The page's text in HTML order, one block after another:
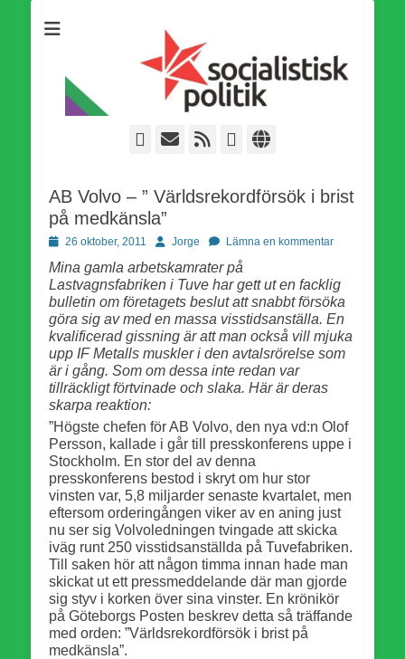
världsomfattande socialistiska Fjärde Internationalen och en viktig
tillgång i kampen för en socialistisk framtid!
Facebook
E-
Webbflöde
Instagram
Webbplats
AB Volvo – ” Världsrekordförsök i brist
på medkänsla”
Publicerad
26 oktober, 2011 Författare
Jorge Lämna en kommentar
Mina gamla arbetskamrater på
Lastvagnsfabriken i Tuve har gett ut en facklig
bulletin om företagets beslut att snabbt försöka
göra sig av med en massa visstidsanställa. En
kvalificerad gissning är att man också vill mjuka
upp IF Metalls muskler i den avtalsrörelse som
är i gång. Som om dessa inte redan var
tillräckligt förtvinade och slaka. Här är deras
skarpa reaktion:
”Högste chefen för AB Volvo, den nya vd:n Olof
Persson, kallade i går till presskonferens uppe i
Stockholm. En stor del av denna
presskonferens bestod i skryt om hur stor
vinsten var, 5,8 miljarder senaste kvartalet, men
eftersom orderingången viker av en aning just
nu ser sig Volvoledningen tvingade att skicka
iväg runt 250 visstidsanställda på Tuvefabriken.
Till saken hör att någon timma innan hade man
skickat ut ett pressmeddelande där man gjorde
sig styv i korken över sina vinster. En krönikör
på Göteborgs Posten beskrev detta så träffande
med orden: ”Världsrekordförsök i brist på
medkänsla”.